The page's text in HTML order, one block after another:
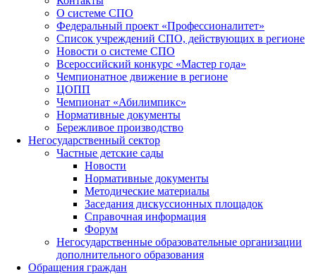
О системе СПО
Федеральный проект «Профессионалитет»
Список учреждений СПО, действующих в регионе
Новости о системе СПО
Всероссийский конкурс «Мастер года»
Чемпионатное движение в регионе
ЦОПП
Чемпионат «Абилимпикс»
Нормативные документы
Бережливое производство
Негосударственный сектор
Частные детские сады
Новости
Нормативные документы
Методические материалы
Заседания дискуссионных площадок
Справочная информация
Форум
Негосударственные образовательные организации
дополнительного образования
Обращения граждан